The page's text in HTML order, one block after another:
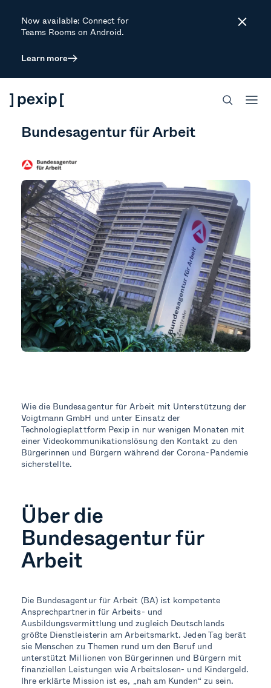
Now available: Connect for
Teams Rooms on Android.
Learn more
Close
CUSTOMER STORY
GOVERNMENT
MEET & COLLABORATE SECURELY
SECURE MEETINGS
Bundesagentur für Arbeit
Wie die Bundesagentur für Arbeit mit Unterstützung der
Voigtmann GmbH und unter Einsatz der
Technologieplattform Pexip in nur wenigen Monaten mit
einer Videokommunikationslösung den Kontakt zu den
Bürgerinnen und Bürgern während der Corona-Pandemie
sicherstellte.
Über die
Bundesagentur für
Arbeit
Die Bundesagentur für Arbeit (BA) ist kompetente
Ansprechpartnerin für Arbeits- und
Ausbildungsvermittlung und zugleich Deutschlands
größte Dienstleisterin am Arbeitsmarkt. Jeden Tag berät
sie Menschen zu Themen rund um den Beruf und
unterstützt Millionen von Bürgerinnen und Bürgern mit
finanziellen Leistungen wie Arbeitslosen- und Kindergeld.
Ihre erklärte Mission ist es, „nah am Kunden“ zu sein.